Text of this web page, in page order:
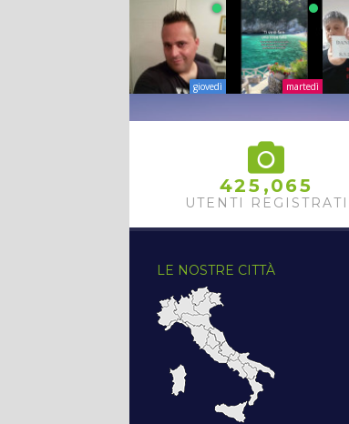
giovedì martedì
425 ,065
UTENTI REGISTRATI
LE NOSTRE CITTÀ